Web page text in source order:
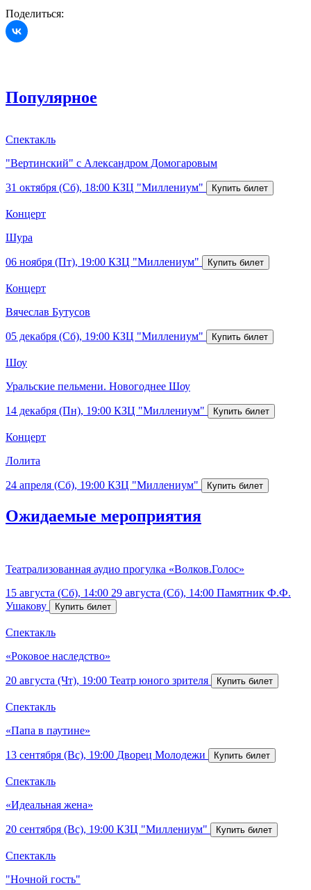
Поделиться:
Популярное
Спектакль
"Вертинский" с Александром Домогаровым
31 октября (Сб), 18:00 КЗЦ "Миллениум"
Концерт
Шура
06 ноября (Пт), 19:00 КЗЦ "Миллениум"
Концерт
Вячеслав Бутусов
05 декабря (Сб), 19:00 КЗЦ "Миллениум"
Шоу
Уральские пельмени. Новогоднее Шоу
14 декабря (Пн), 19:00 КЗЦ "Миллениум"
Концерт
Лолита
24 апреля (Сб), 19:00 КЗЦ "Миллениум"
Ожидаемые мероприятия
Театрализованная аудио прогулка «Волков.Голос»
15 августа (Сб), 14:00 29 августа (Сб), 14:00 Памятник Ф.Ф.
Ушакову
Спектакль
«Роковое наследство»
20 августа (Чт), 19:00 Театр юного зрителя
Спектакль
«Папа в паутине»
13 сентября (Вс), 19:00 Дворец Молодежи
Спектакль
«Идеальная жена»
20 сентября (Вс), 19:00 КЗЦ "Миллениум"
Спектакль
"Ночной гость"